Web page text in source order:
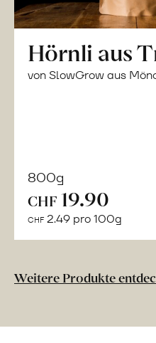
Hörnli aus
von SlowGrow aus
800g
CHF 19.90
CHF 2.49 pro 100g
Weitere Produkte